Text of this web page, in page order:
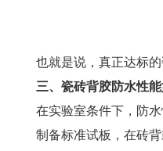
也就是说，真正达标的
三、瓷砖背胶防水性能
在实验室条件下，防水
制备标准试板，在砖背